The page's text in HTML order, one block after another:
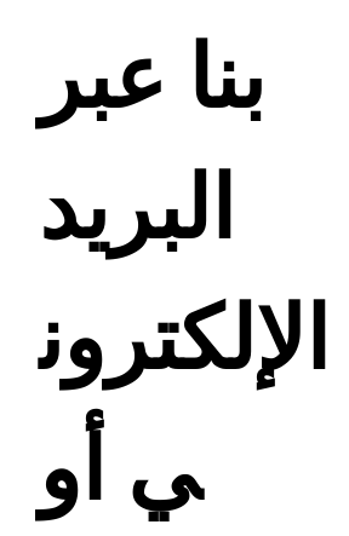
بنا عبر
البريد
الإلكترون
ي أو